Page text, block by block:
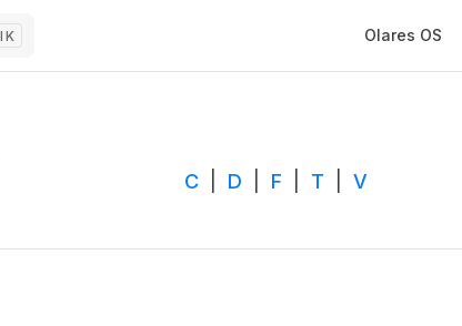
K Olares OS
C D F T V